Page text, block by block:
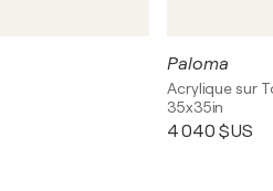
Paloma
Acrylique sur
35x35in
4 040 $US